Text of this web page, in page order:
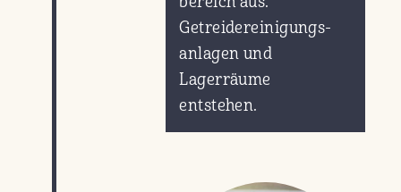
Getreidereinigungs-
anlagen und
Lagerräume
entstehen.